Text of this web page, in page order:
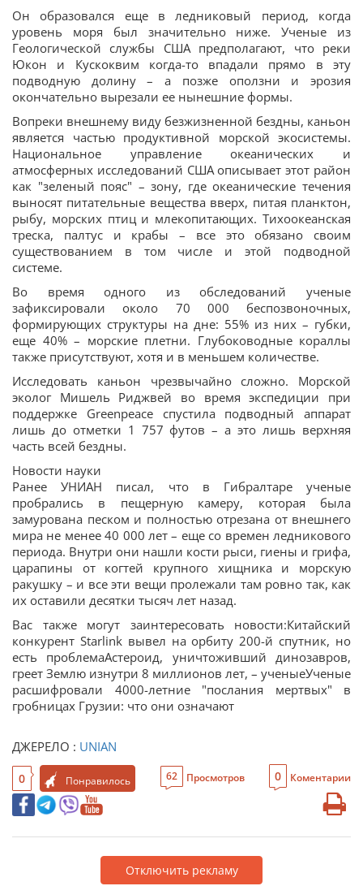
Он образовался еще в ледниковый период, когда
уровень моря был значительно ниже. Ученые из
Геологической службы США предполагают, что реки
Юкон и Кускоквим когда-то впадали прямо в эту
подводную долину – а позже оползни и эрозия
окончательно вырезали ее нынешние формы.
Вопреки внешнему виду безжизненной бездны, каньон
является частью продуктивной морской экосистемы.
Национальное управление океанических и
атмосферных исследований США описывает этот район
как "зеленый пояс" – зону, где океанические течения
выносят питательные вещества вверх, питая планктон,
рыбу, морских птиц и млекопитающих. Тихоокеанская
треска, палтус и крабы – все это обязано своим
существованием в том числе и этой подводной
системе.
Во время одного из обследований ученые
зафиксировали около 70 000 беспозвоночных,
формирующих структуры на дне: 55% из них – губки,
еще 40% – морские плетни. Глубоководные кораллы
также присутствуют, хотя и в меньшем количестве.
Исследовать каньон чрезвычайно сложно. Морской
эколог Мишель Риджвей во время экспедиции при
поддержке Greenpeace спустила подводный аппарат
лишь до отметки 1 757 футов – а это лишь верхняя
часть всей бездны.
Новости науки
Ранее УНИАН писал, что в Гибралтаре ученые
пробрались в пещерную камеру, которая была
замурована песком и полностью отрезана от внешнего
мира не менее 40 000 лет – еще со времен ледникового
периода. Внутри они нашли кости рыси, гиены и грифа,
царапины от когтей крупного хищника и морскую
ракушку – и все эти вещи пролежали там ровно так, как
их оставили десятки тысяч лет назад.
Вас также могут заинтересовать новости:Китайский
конкурент Starlink вывел на орбиту 200-й спутник, но
есть проблемаАстероид, уничтоживший динозавров,
греет Землю изнутри 8 миллионов лет, – ученыеУченые
расшифровали 4000-летние "послания мертвых" в
гробницах Грузии: что они означают
ДЖЕРЕЛО : UNIAN
0 Понравилось 62 Просмотров 0 Коментарии
Отключить рекламу